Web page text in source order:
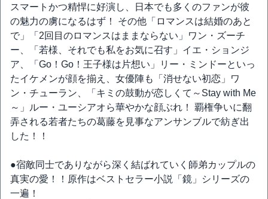
スマートかつ精悍に好演し、日本でも多くのファンが彼
の魅力の虜になるはず！ その他「ロマンスは結婚のあと
で」「2回目のロマンスはままならない」ワン・ズーチ
ー、「若様、それでも私をお気に召す」イエ・ションジ
ア、「Go！Go！王子様は片想い」リー・ミンドーといっ
たイケメンが顔を揃え、女優陣も「消せない初恋」ワ
ン・チューラン、「キミの鼓動が恋しくて～Stay with Me
～」ルー・ユーシアオら華やかな顔ぶれ！ 覇権争いに翻
弄される若者たちの葛藤を見事なアンサンブルで紡ぎ出
した！！
●宿敵同士でありながら深く結ばれていく師弟カップルの
真実の愛！！原作はベストセラー小説「鏡」シリーズの
一遍！